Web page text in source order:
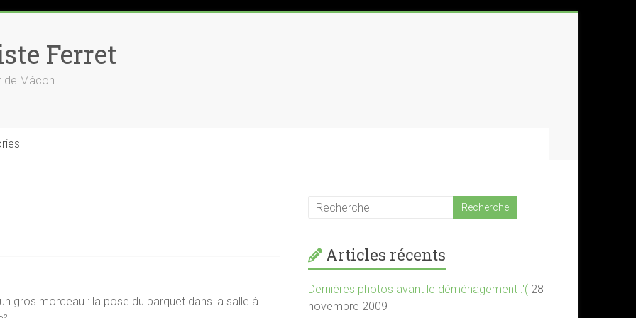
Ferret
de Mâcon
gros morceau : la pose du parquet dans la salle à
Articles récents
Dernières photos avant le déménagement :'( 28
novembre 2009